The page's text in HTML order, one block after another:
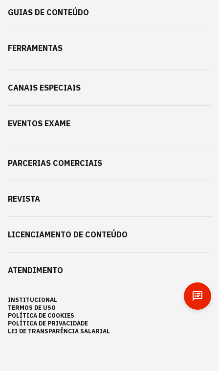
GUIAS DE CONTEÚDO
FERRAMENTAS
CANAIS ESPECIAIS
EVENTOS EXAME
PARCERIAS COMERCIAIS
REVISTA
LICENCIAMENTO DE CONTEÚDO
ATENDIMENTO
INSTITUCIONAL
TERMOS DE USO
POLÍTICA DE COOKIES
POLÍTICA DE PRIVACIDADE
LEI DE TRANSPARÊNCIA SALARIAL